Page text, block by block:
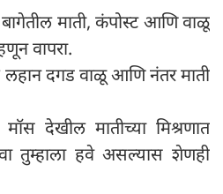
माती, कंपोस्ट आणि वाळू
वापरा.
लहान दगड वाळू आणि नंतर माती
देखील मातीच्या मिश्रणात
तुम्हाला हवे असल्यास शेणही